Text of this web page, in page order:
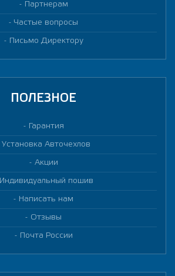
Партнерам
Частые вопросы
Письмо Директору
ПОЛЕЗНОЕ
Гарантия
Установка Авточехлов
Акции
Индивидуальный пошив
Написать нам
Отзывы
Почта России